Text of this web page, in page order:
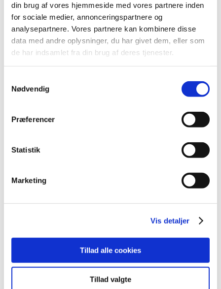
din brug af vores hjemmeside med vores partnere inden
for sociale medier, annonceringspartnere og
analysepartnere. Vores partnere kan kombinere disse
data med andre oplysninger, du har givet dem, eller som
de har indsamlet fra din brug af deres tjenester.
Nødvendig
Præferencer
Statistik
Marketing
Vis detaljer
Tillad alle cookies
Tillad valgte
Hvad skal der til?
Enkelttilskud
Forhøjet tilskud
Terminaltilskud
Sagsbehandlingstider
Kontakt